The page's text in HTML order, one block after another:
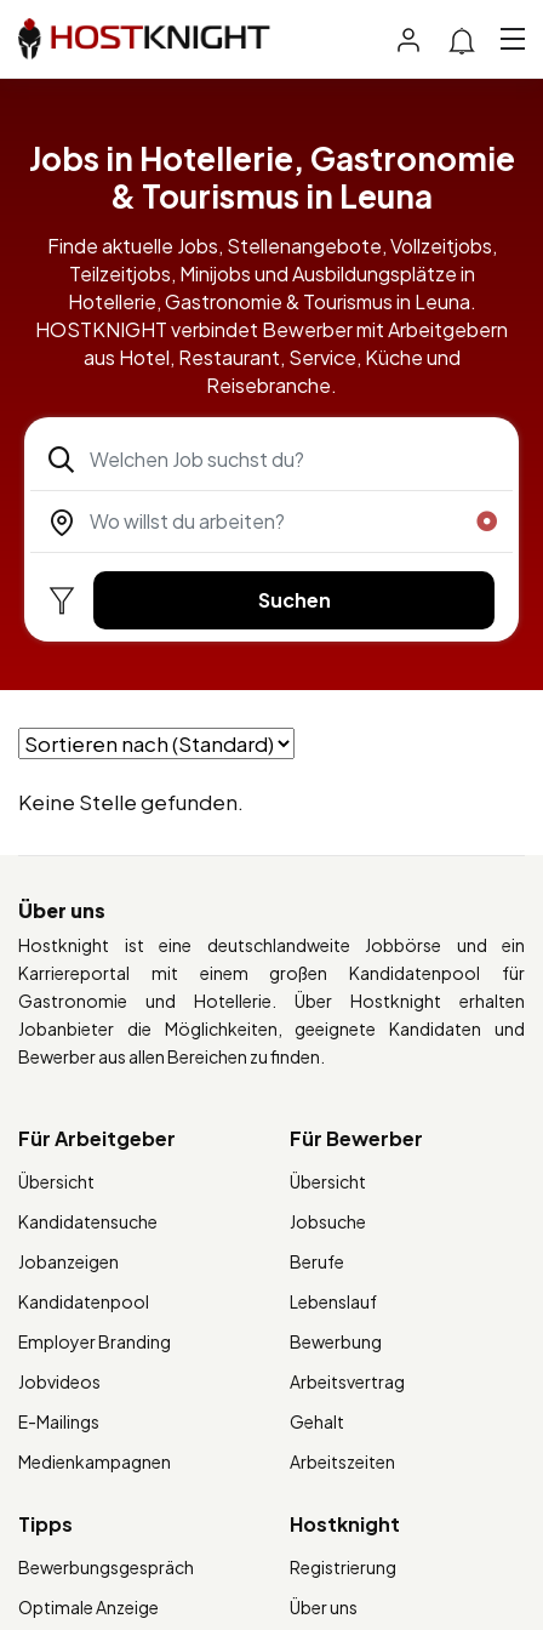
Jobs in Hotellerie, Gastronomie
& Tourismus in Leuna
Finde aktuelle Jobs, Stellenangebote, Vollzeitjobs,
Teilzeitjobs, Minijobs und Ausbildungsplätze in
Hotellerie, Gastronomie & Tourismus in Leuna.
HOSTKNIGHT verbindet Bewerber mit Arbeitgebern
aus Hotel, Restaurant, Service, Küche und
Reisebranche.
Suchen
Keine Stelle gefunden.
Über uns
Hostknight ist eine deutschlandweite Jobbörse und ein
Karriereportal mit einem großen Kandidatenpool für
Gastronomie und Hotellerie. Über Hostknight erhalten
Jobanbieter die Möglichkeiten, geeignete Kandidaten und
Bewerber aus allen Bereichen zu finden.
Für Arbeitgeber
Übersicht
Kandidatensuche
Jobanzeigen
Kandidatenpool
Employer Branding
Jobvideos
E-Mailings
Medienkampagnen
Für Bewerber
Übersicht
Jobsuche
Berufe
Lebenslauf
Bewerbung
Arbeitsvertrag
Gehalt
Arbeitszeiten
Tipps
Bewerbungsgespräch
Optimale Anzeige
Hostknight
Registrierung
Über uns